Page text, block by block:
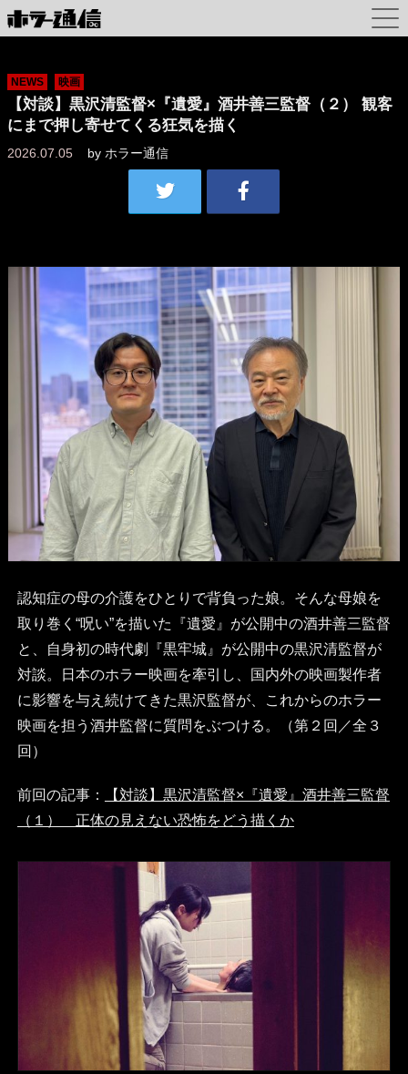
NEWS 映画
【対談】黒沢清監督×『遺愛』酒井善三監督（２） 観客
にまで押し寄せてくる狂気を描く
2026.07.05 by ホラー通信
認知症の母の介護をひとりで背負った娘。そんな母娘を
取り巻く“呪い”を描いた『遺愛』が公開中の酒井善三監督
と、自身初の時代劇『黒牢城』が公開中の黒沢清監督が
対談。日本のホラー映画を牽引し、国内外の映画製作者
に影響を与え続けてきた黒沢監督が、これからのホラー
映画を担う酒井監督に質問をぶつける。（第２回／全３
回）
前回の記事：
【対談】黒沢清監督×『遺愛』酒井善三監督
（１） 正体の見えない恐怖をどう描くか